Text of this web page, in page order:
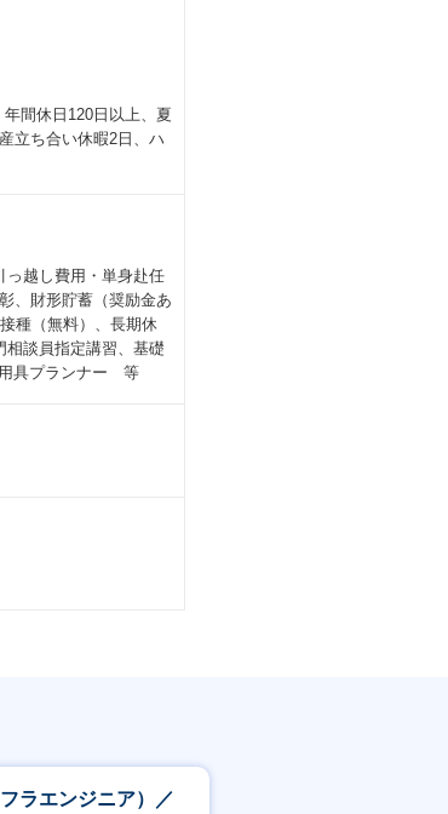
間休日120日以上、夏
立ち合い休暇2日、ハ
っ越し費用・単身赴任
、財形貯蓄（奨励金あ
種（無料）、長期休
相談員指定講習、基礎
用具プランナー 等
ラエンジニア）／